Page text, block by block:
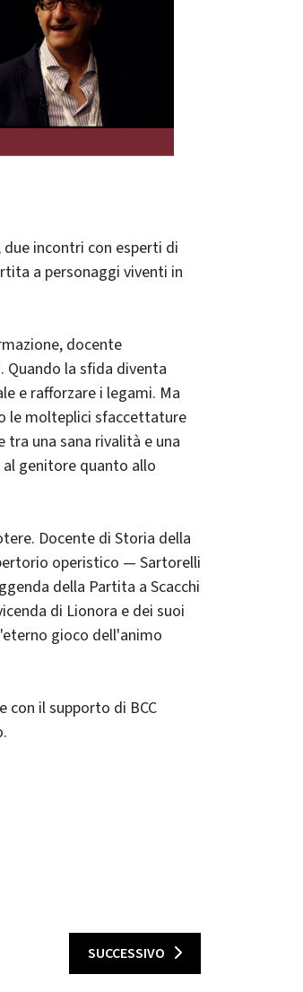
incontri con esperti di
a personaggi viventi in
docente
la sfida diventa
e rafforzare i legami. Ma
le molteplici sfaccettature
una sana rivalità e una
genitore quanto allo
Docente di Storia della
operistico — Sartorelli
della Partita a Scacchi
di Lionora e dei suoi
gioco dell'animo
con il supporto di BCC
SUCCESSIVO